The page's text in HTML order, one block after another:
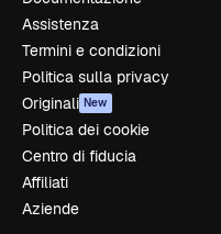
Assistenza
Termini e condizioni
Politica sulla privacy
Originali New
Politica dei cookie
Centro di fiducia
Affiliati
Aziende